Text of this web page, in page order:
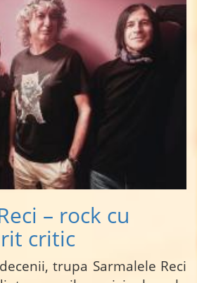
– rock cu
critic
trupa Sarmalele Reci